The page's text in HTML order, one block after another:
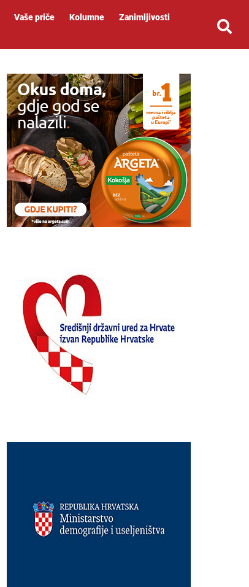
Vaše priče Kolumne
Zanimljivosti